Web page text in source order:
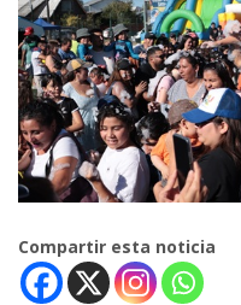
Compartir esta noticia